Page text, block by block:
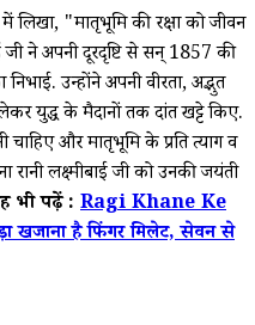
लिखा, "मातृभूमि की रक्षा को जीवन
जी ने अपनी दूरदृष्टि से सन् 1857 की
उन्होंने अपनी वीरता, अद्भुत
युद्ध के मैदानों तक दांत खट्टे किए.
चाहिए और मातृभूमि के प्रति त्याग व
रानी लक्ष्मीबाई जी को उनकी जयंती
भी पढ़ें : Ragi Khane Ke
खजाना है फिंगर मिलेट, सेवन से